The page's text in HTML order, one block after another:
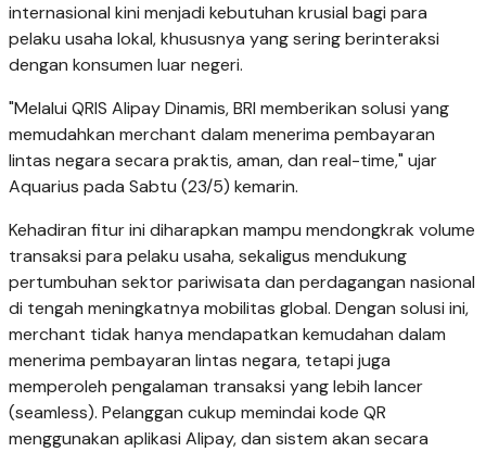
internasional kini menjadi kebutuhan krusial bagi para
pelaku usaha lokal, khususnya yang sering berinteraksi
dengan konsumen luar negeri.
"Melalui QRIS Alipay Dinamis, BRI memberikan solusi yang
memudahkan merchant dalam menerima pembayaran
lintas negara secara praktis, aman, dan real-time," ujar
Aquarius pada Sabtu (23/5) kemarin.
Kehadiran fitur ini diharapkan mampu mendongkrak volume
transaksi para pelaku usaha, sekaligus mendukung
pertumbuhan sektor pariwisata dan perdagangan nasional
di tengah meningkatnya mobilitas global. Dengan solusi ini,
merchant tidak hanya mendapatkan kemudahan dalam
menerima pembayaran lintas negara, tetapi juga
memperoleh pengalaman transaksi yang lebih lancer
(seamless). Pelanggan cukup memindai kode QR
menggunakan aplikasi Alipay, dan sistem akan secara